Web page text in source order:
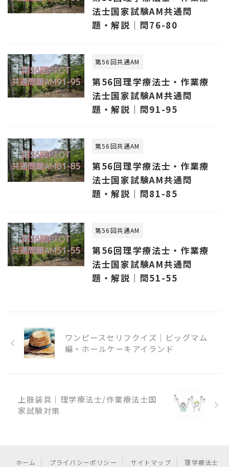
法士国家試験AM共通問
題・解説｜問76-80
第56回共通AM
第56回理学療法士・作業療
法士国家試験AM共通問
題・解説｜問91-95
第56回共通AM
第56回理学療法士・作業療
法士国家試験AM共通問
題・解説｜問81-85
第56回共通AM
第56回理学療法士・作業療
法士国家試験AM共通問
題・解説｜問51-55
ワンピースセリフクイズ｜ビッグマム
編・ホールケーキアイランド
上肢装具｜理学療法士/作業療法士国
家試験対策
ホーム プライバシーポリシー サイトマップ 理学療法士